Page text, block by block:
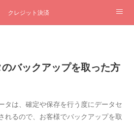
クレジット決済
バックアップを取った方
タは、確定や保存を行う度にデータセ
れるので、お客様でバックアップを取